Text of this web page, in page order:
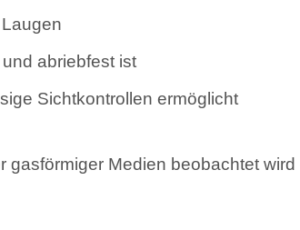
abriebfest ist
Sichtkontrollen ermöglicht
Medien beobachtet